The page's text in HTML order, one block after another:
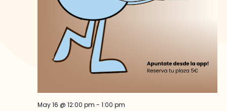
May 16 @ 12:00 pm - 1:00 pm